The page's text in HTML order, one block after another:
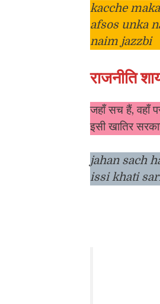
kacche
afsos unka
naim jazzbi
राजनीति
जहाँ सच हैं, वहाँ
इसी खातिर
jahan sach
issi khati